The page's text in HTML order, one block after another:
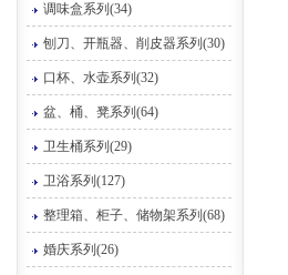
调味盒系列(34)
刨刀、开瓶器、削皮器系列(30)
口杯、水壶系列(32)
盆、桶、凳系列(64)
卫生桶系列(29)
卫浴系列(127)
整理箱、柜子、储物架系列(68)
婚庆系列(26)